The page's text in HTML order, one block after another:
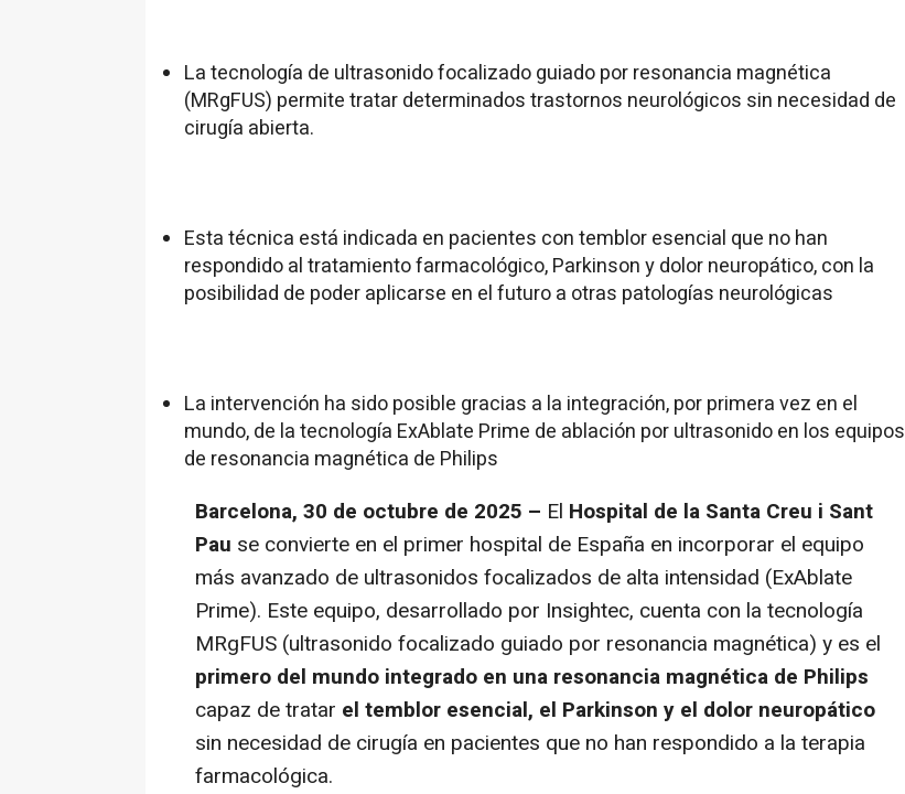
La tecnología de ultrasonido focalizado guiado por resonancia magnética
(MRgFUS) permite tratar determinados trastornos neurológicos sin necesidad de
cirugía abierta.
Esta técnica está indicada en pacientes con temblor esencial que no han
respondido al tratamiento farmacológico, Parkinson y dolor neuropático, con la
posibilidad de poder aplicarse en el futuro a otras patologías neurológicas
La intervención ha sido posible gracias a la integración, por primera vez en el
mundo, de la tecnología ExAblate Prime de ablación por ultrasonido en los equipos
de resonancia magnética de Philips
Barcelona, 30 de octubre de 2025 – El Hospital de la Santa Creu i Sant
Pau se convierte en el primer hospital de España en incorporar el equipo
más avanzado de ultrasonidos focalizados de alta intensidad (ExAblate
Prime). Este equipo, desarrollado por Insightec, cuenta con la tecnología
MRgFUS (ultrasonido focalizado guiado por resonancia magnética) y es el
primero del mundo integrado en una resonancia magnética de Philips
capaz de tratar el temblor esencial, el Parkinson y el dolor neuropático
sin necesidad de cirugía en pacientes que no han respondido a la terapia
farmacológica.